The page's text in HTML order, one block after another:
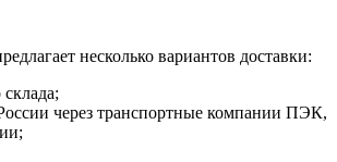
несколько вариантов доставки:
через транспортные компании ПЭК,